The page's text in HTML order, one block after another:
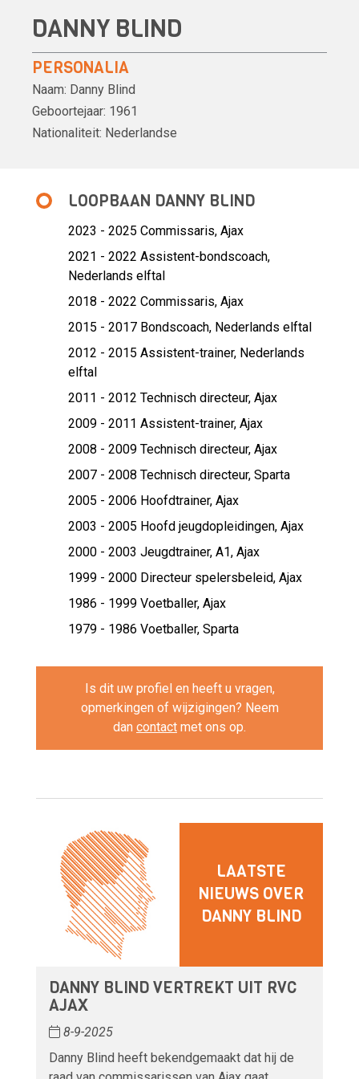
DANNY BLIND
PERSONALIA
Naam: Danny Blind
Geboortejaar: 1961
Nationaliteit: Nederlandse
LOOPBAAN DANNY BLIND
2023 - 2025 Commissaris, Ajax
2021 - 2022 Assistent-bondscoach,
Nederlands elftal
2018 - 2022 Commissaris, Ajax
2015 - 2017 Bondscoach, Nederlands elftal
2012 - 2015 Assistent-trainer, Nederlands
elftal
2011 - 2012 Technisch directeur, Ajax
2009 - 2011 Assistent-trainer, Ajax
2008 - 2009 Technisch directeur, Ajax
2007 - 2008 Technisch directeur, Sparta
2005 - 2006 Hoofdtrainer, Ajax
2003 - 2005 Hoofd jeugdopleidingen, Ajax
2000 - 2003 Jeugdtrainer, A1, Ajax
1999 - 2000 Directeur spelersbeleid, Ajax
1986 - 1999 Voetballer, Ajax
1979 - 1986 Voetballer, Sparta
Is dit uw profiel en heeft u vragen,
opmerkingen of wijzigingen? Neem
dan contact met ons op.
LAATSTE
NIEUWS OVER
DANNY BLIND
DANNY BLIND VERTREKT UIT RVC
AJAX
8-9-2025
Danny Blind heeft bekendgemaakt dat hij de